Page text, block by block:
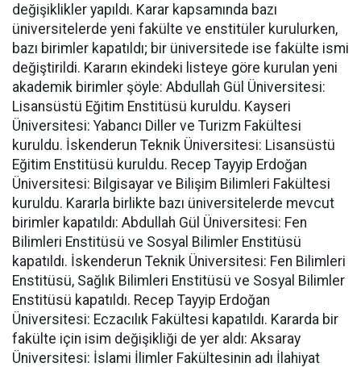
değişiklikler yapıldı. Karar kapsamında bazı
üniversitelerde yeni fakülte ve enstitüler kurulurken,
bazı birimler kapatıldı; bir üniversitede ise fakülte ismi
değiştirildi. Kararın ekindeki listeye göre kurulan yeni
akademik birimler şöyle: Abdullah Gül Üniversitesi:
Lisansüstü Eğitim Enstitüsü kuruldu. Kayseri
Üniversitesi: Yabancı Diller ve Turizm Fakültesi
kuruldu. İskenderun Teknik Üniversitesi: Lisansüstü
Eğitim Enstitüsü kuruldu. Recep Tayyip Erdoğan
Üniversitesi: Bilgisayar ve Bilişim Bilimleri Fakültesi
kuruldu. Kararla birlikte bazı üniversitelerde mevcut
birimler kapatıldı: Abdullah Gül Üniversitesi: Fen
Bilimleri Enstitüsü ve Sosyal Bilimler Enstitüsü
kapatıldı. İskenderun Teknik Üniversitesi: Fen Bilimleri
Enstitüsü, Sağlık Bilimleri Enstitüsü ve Sosyal Bilimler
Enstitüsü kapatıldı. Recep Tayyip Erdoğan
Üniversitesi: Eczacılık Fakültesi kapatıldı. Kararda bir
fakülte için isim değişikliği de yer aldı: Aksaray
Üniversitesi: İslami İlimler Fakültesinin adı İlahiyat